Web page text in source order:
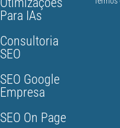
Para IAs
Consultoria
SEO
SEO Google
Empresa
SEO On Page